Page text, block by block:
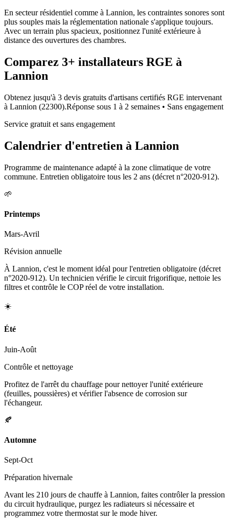
En secteur résidentiel comme à Lannion, les contraintes sonores sont
plus souples mais la réglementation nationale s'applique toujours.
Avec un terrain plus spacieux, positionnez l'unité extérieure à
distance des ouvertures des chambres.
Comparez 3+ installateurs RGE à
Lannion
Obtenez jusqu'à 3 devis gratuits d'artisans certifiés RGE intervenant
à Lannion (22300).Réponse sous 1 à 2 semaines • Sans engagement
Service gratuit et sans engagement
Calendrier d'entretien à Lannion
Programme de maintenance adapté à la zone climatique de votre
commune. Entretien obligatoire tous les 2 ans (décret n°2020-912).
🌱
Printemps
Mars-Avril
Révision annuelle
À Lannion, c'est le moment idéal pour l'entretien obligatoire (décret
n°2020-912). Un technicien vérifie le circuit frigorifique, nettoie les
filtres et contrôle le COP réel de votre installation.
☀️
Été
Juin-Août
Contrôle et nettoyage
Profitez de l'arrêt du chauffage pour nettoyer l'unité extérieure
(feuilles, poussières) et vérifier l'absence de corrosion sur
l'échangeur.
🍂
Automne
Sept-Oct
Préparation hivernale
Avant les 210 jours de chauffe à Lannion, faites contrôler la pression
du circuit hydraulique, purgez les radiateurs si nécessaire et
programmez votre thermostat sur le mode hiver.